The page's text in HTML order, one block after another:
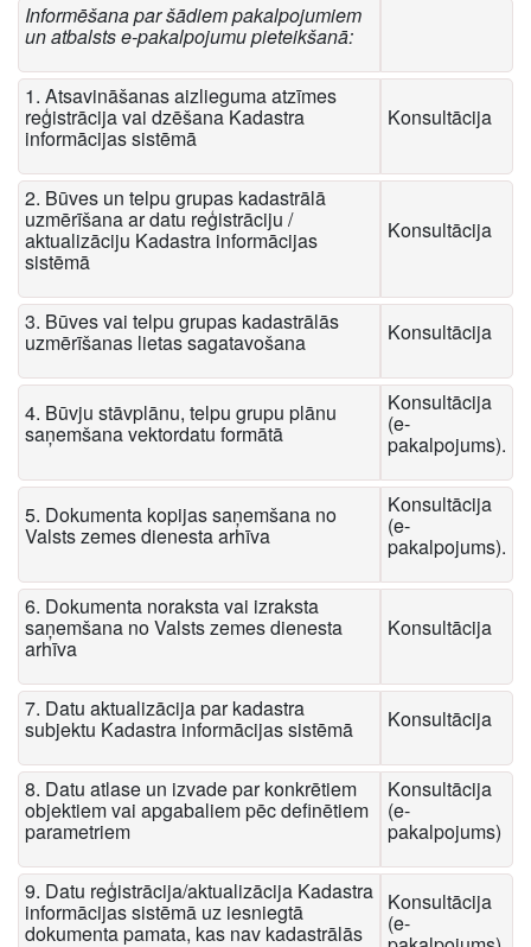
Informēšana par šādiem pakalpojumiem
un atbalsts e-pakalpojumu pieteikšanā:
1. Atsavināšanas aizlieguma atzīmes
reģistrācija vai dzēšana Kadastra
informācijas sistēmā
Konsultācija
2. Būves un telpu grupas kadastrālā
uzmērīšana ar datu reģistrāciju /
aktualizāciju Kadastra informācijas
sistēmā
Konsultācija
3. Būves vai telpu grupas kadastrālās
uzmērīšanas lietas sagatavošana Konsultācija
4. Būvju stāvplānu, telpu grupu plānu
saņemšana vektordatu formātā
Konsultācija
(e-
pakalpojums).
5. Dokumenta kopijas saņemšana no
Valsts zemes dienesta arhīva
Konsultācija
(e-
pakalpojums).
6. Dokumenta noraksta vai izraksta
saņemšana no Valsts zemes dienesta
arhīva
Konsultācija
7. Datu aktualizācija par kadastra
subjektu Kadastra informācijas sistēmā Konsultācija
8. Datu atlase un izvade par konkrētiem
objektiem vai apgabaliem pēc definētiem
parametriem
Konsultācija
(e-
pakalpojums)
9. Datu reģistrācija/aktualizācija Kadastra
informācijas sistēmā uz iesniegtā
dokumenta pamata, kas nav kadastrālās
Konsultācija
(e-